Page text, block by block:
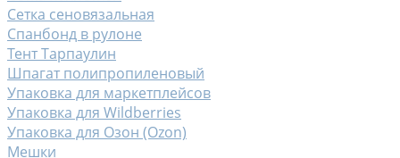
Сетка сеновязальная
Спанбонд в рулоне
Тент Тарпаулин
Шпагат полипропиленовый
Упаковка для маркетплейсов
Упаковка для Wildberries
Упаковка для Озон (Ozon)
Мешки